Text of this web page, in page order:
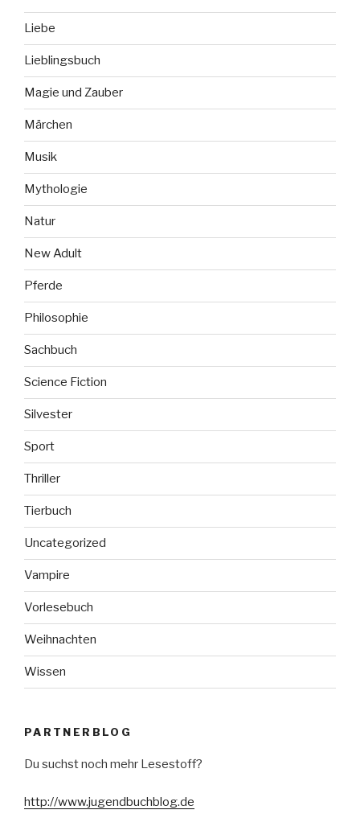
Liebe
Lieblingsbuch
Magie und Zauber
Märchen
Musik
Mythologie
Natur
New Adult
Pferde
Philosophie
Sachbuch
Science Fiction
Silvester
Sport
Thriller
Tierbuch
Uncategorized
Vampire
Vorlesebuch
Weihnachten
Wissen
PARTNERBLOG
Du suchst noch mehr Lesestoff?
http://www.jugendbuchblog.de